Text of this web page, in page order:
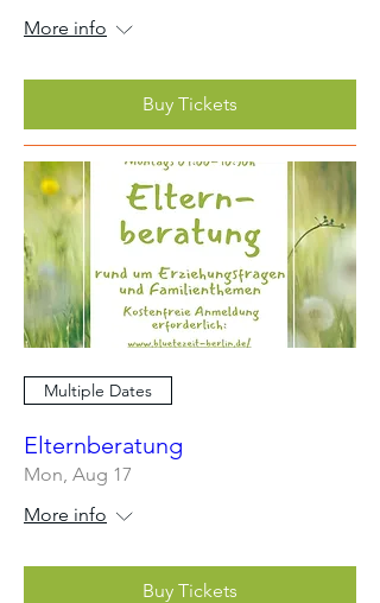
More info
Buy Tickets
Multiple Dates
Elternberatung
Mon, Aug 17
More info
Buy Tickets